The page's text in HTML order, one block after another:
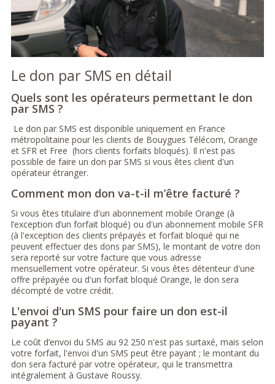
Le don par SMS en détail
Quels sont les opérateurs permettant le don
par SMS ?
Le don par SMS est disponible uniquement en France
métropolitaine pour les clients de Bouygues Télécom, Orange
et SFR et Free (hors clients forfaits bloqués). Il n'est pas
possible de faire un don par SMS si vous êtes client d'un
opérateur étranger.
Comment mon don va-t-il m’être facturé ?
Si vous êtes titulaire d'un abonnement mobile Orange (à
l’exception d’un forfait bloqué) ou d'un abonnement mobile SFR
(à l'exception des clients prépayés et forfait bloqué qui ne
peuvent effectuer des dons par SMS), le montant de votre don
sera reporté sur votre facture que vous adresse
mensuellement votre opérateur. Si vous êtes détenteur d'une
offre prépayée ou d'un forfait bloqué Orange, le don sera
décompté de votre crédit.
L'envoi d'un SMS pour faire un don est-il
payant ?
Le coût d’envoi du SMS au 92 250 n'est pas surtaxé, mais selon
votre forfait, l'envoi d'un SMS peut être payant ; le montant du
don sera facturé par votre opérateur, qui le transmettra
intégralement à Gustave Roussy.